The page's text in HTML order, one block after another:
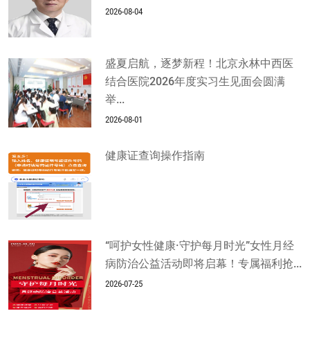
2026-08-04
盛夏启航，逐梦新程！北京永林中西医
结合医院2026年度实习生见面会圆满
举...
2026-08-01
健康证查询操作指南
“呵护女性健康·守护每月时光”女性月经
病防治公益活动即将启幕！专属福利抢...
2026-07-25